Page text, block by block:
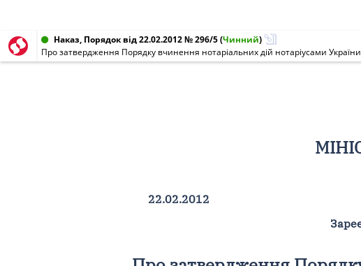
Наказ, Порядок від 22.02.2012 № 296/5(Чинний)
Про затвердження Порядку вчинення нотаріальних дій нотаріусами України